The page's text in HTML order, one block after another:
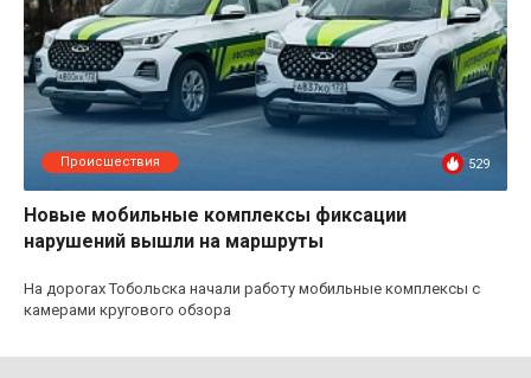
Происшествия 529
Новые мобильные комплексы фиксации
нарушений вышли на маршруты
На дорогах Тобольска начали работу мобильные комплексы с
камерами кругового обзора